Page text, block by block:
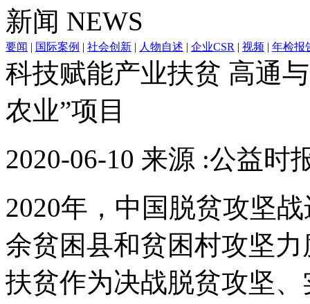
新闻 NEWS
要闻 | 国际案例 | 社会创新 | 人物自述 | 企业CSR | 视频 | 年检报
科技赋能产业扶贫 高通
农业”项目
2020-06-10 来源 :公益时
2020年，中国脱贫攻坚
余贫困县和贫困村攻坚
扶贫作为决战脱贫攻坚